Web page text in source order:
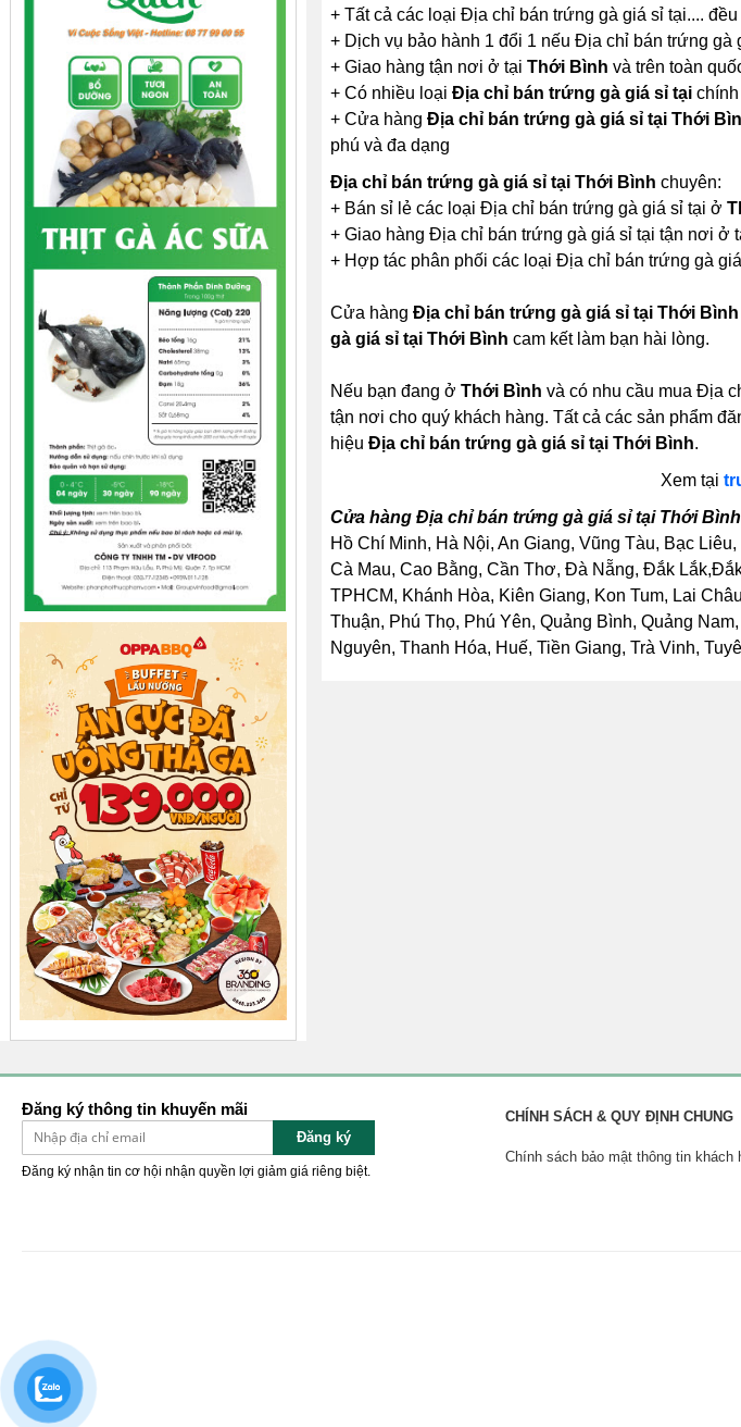
+ Tất cả các loại Địa chỉ bán trứng gà giá sỉ tại....
+ Dịch vụ bảo hành 1 đổi 1 nếu Địa chỉ bán trứng
+ Giao hàng tận nơi ở tại Thới Bình và trên toàn
+ Có nhiều loại Địa chỉ bán trứng gà giá sỉ tạichính
+ Cửa hàng Địa chỉ bán trứng gà giá sỉ tại Thới
phú và đa dạng
Địa chỉ bán trứng gà giá sỉ tại Thới Bình chuyên:
+ Bán sỉ lẻ các loại Địa chỉ bán trứng gà giá sỉ tại ở
+ Giao hàng Địa chỉ bán trứng gà giá sỉ tại tận nơi ở
+ Hợp tác phân phối các loại Địa chỉ bán trứng gà
Cửa hàng Địa chỉ bán trứng gà giá sỉ tại Thới Bình
gà giá sỉ tại Thới Bình cam kết làm bạn hài lòng.
Nếu bạn đang ở Thới Bình và có nhu cầu mua Địa
tận nơi cho quý khách hàng. Tất cả các sản phẩm
hiệu Địa chỉ bán trứng gà giá sỉ tại Thới Bình.
Xem tại
Cửa hàng Địa chỉ bán trứng gà giá sỉ tại Thới
Hồ Chí Minh, Hà Nội, An Giang, Vũng Tàu, Bạc
Cà Mau, Cao Bằng, Cần Thơ, Đà Nẵng, Đắk
TPHCM, Khánh Hòa, Kiên Giang, Kon Tum, Lai
Thuận, Phú Thọ, Phú Yên, Quảng Bình, Quảng
Nguyên, Thanh Hóa, Huế, Tiền Giang, Trà Vinh,
Đăng ký thông tin khuyến mãi
Đăng ký
Đăng ký nhận tin cơ hội nhận quyền lợi giảm giá riêng biệt.
CHÍNH SÁCH & QUY ĐỊNH CHUNG
Chính sách bảo mật thông tin khách